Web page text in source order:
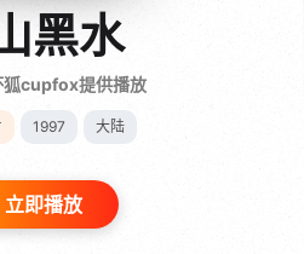
黑水
狐cupfox提供播放
1997 大陆
立即播放